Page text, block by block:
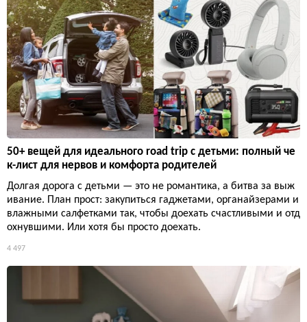
50+ вещей для идеального road trip с детьми: полный че
к-лист для нервов и комфорта родителей
Долгая дорога с детьми — это не романтика, а битва за выж
ивание. План прост: закупиться гаджетами, органайзерами и
влажными салфетками так, чтобы доехать счастливыми и отд
охнувшими. Или хотя бы просто доехать.
4 497